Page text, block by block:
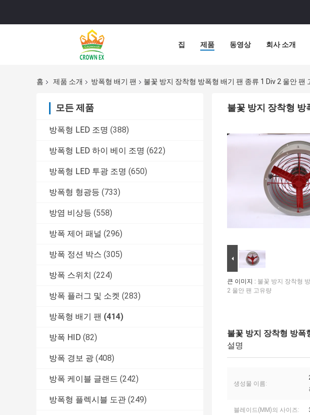
집 제품 동영상 회사 소개
홈 제품 소개 방폭형 배기 팬 불꽃 방지 장착형 방폭형 배기 팬 종류 1 Div 2 울안 팬
모든 제품
방폭형 LED 조명 (388)
방폭형 LED 하이 베이 조명 (622)
방폭형 LED 투광 조명 (650)
방폭형 형광등 (733)
방염 비상등 (558)
방폭 제어 패널 (296)
방폭 정션 박스 (305)
방폭 스위치 (224)
방폭 플러그 및 소켓 (283)
방폭형 배기 팬 (414)
방폭 HID (82)
방폭 경보 광 (408)
방폭 케이블 글랜드 (242)
방폭형 플렉시블 도관 (249)
불꽃 방지 장착형 방
큰 이미지 : 불꽃 방지 장착형
2 울안 팬 고유량
불꽃 방지 장착형 방폭
설명
생성물 이름:
블레이드(MM)의 사이즈: